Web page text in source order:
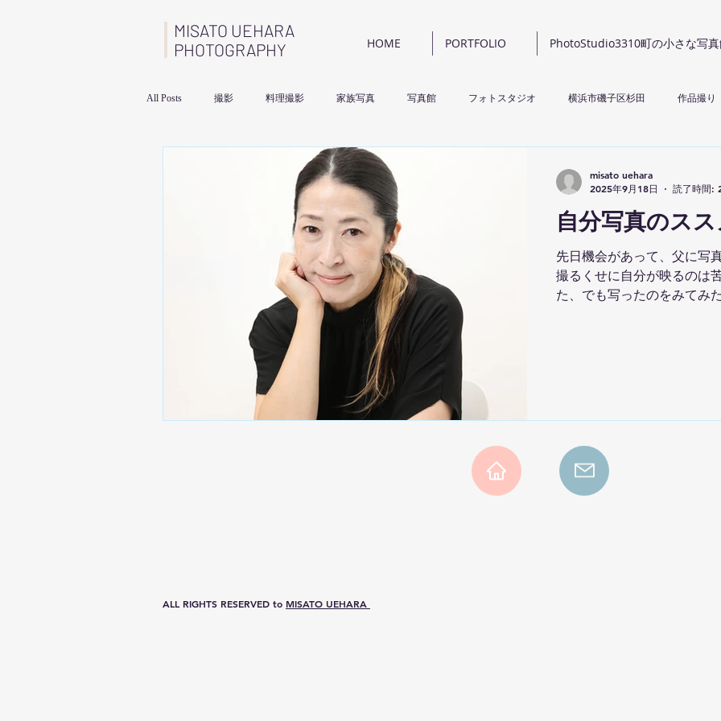
MISATO UEHARA
PHOTOGRAPHY
HOME PORTFOLIO PhotoStudio3310町の小さな写
All Posts 撮影 料理撮影 家族写真 写真館 フォトスタジオ 横浜市磯子区杉田 作品撮り
取材 メンテナンス
自分写真のスス
先日機会があって、父に写
撮るくせに自分が映るのは
た、でも写ったのをみてみ
入った写真は自己肯定感さ
これは定期的に撮ったほう
た。 これを機に自分写真
other day, my dad took
misato uehara
2025年9月18日
読了時間:
ALL RIGHTS RESERVED to MISATO UEHARA